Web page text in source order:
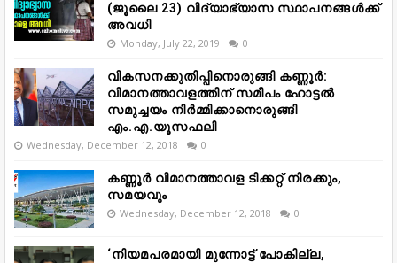
(ജൂലൈ 23) വിദ്യാഭ്യാസ സ്ഥാപനങ്ങൾക്ക്
അവധി
Monday, July 22, 2019 0
വികസനക്കുതിപ്പിനൊരുങ്ങി കണ്ണൂർ:
വിമാനത്താവളത്തിന് സമീപം ഹോട്ടൽ
സമുച്ചയം നിർമ്മിക്കാനൊരുങ്ങി
എം.എ.യൂസഫലി
Wednesday, December 12, 2018 0
കണ്ണൂർ വിമാനത്താവള ടിക്കറ്റ് നിരക്കും,
സമയവും
Wednesday, December 12, 2018 0
‘നിയമപരമായി മുന്നോട്ട് പോകില്ല,